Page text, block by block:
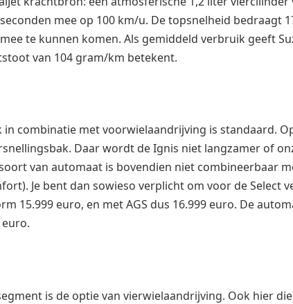
mee op 100 km/u. De topsnelheid bedraagt
te kunnen komen. Als gemiddeld verbruik geeft
van 104 gram/km betekent.
in combinatie met voorwielaandrijving is standaard.
Daar wordt de Ignis niet langzamer of
van automaat is bovendien niet combineerbaar
Je bent dan sowieso verplicht om voor de Select
15.999 euro, en met AGS dus 16.999 euro. De
is de optie van vierwielaandrijving. Ook hier